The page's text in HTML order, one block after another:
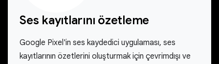
Ses kayıtlarını özetleme
Google Pixel'in ses kaydedici uygulaması, ses
kayıtlarının özetlerini oluşturmak için çevrimdışı ve